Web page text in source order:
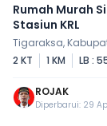
Rumah Murah
Stasiun KRL
Tigaraksa,
2 KT
1 KM LB :
ROJAK
Diperbarui: 29